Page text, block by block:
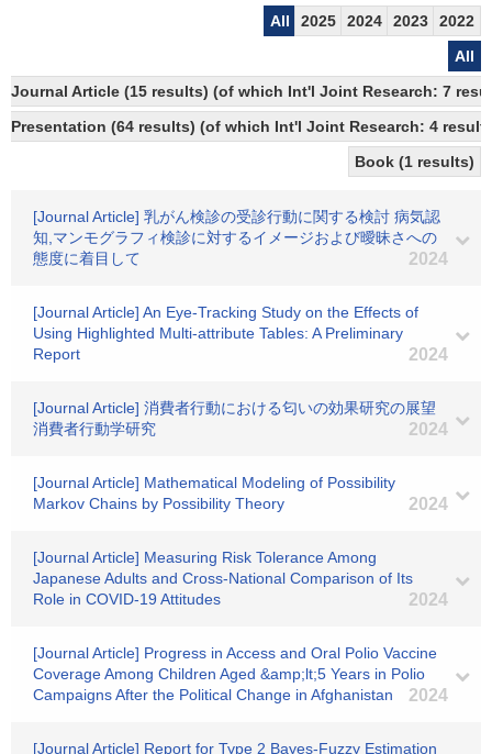
All 2025 2024 2023
2022
All
Journal Article (15 results) (of which Int'l Joint Research: 7
Presentation (64 results) (of which Int'l Joint Research: 4
Book (1 results)
[Journal Article] 乳がん検診の受診行動に関する検討 病気認
知,マンモグラフィ検診に対するイメージおよび曖昧さへの
態度に着目して
2024
[Journal Article] An Eye-Tracking Study on the Effects of
Using Highlighted Multi-attribute Tables: A Preliminary
Report
2024
[Journal Article] 消費者行動における匂いの効果研究の展望
消費者行動学研究
2024
[Journal Article] Mathematical Modeling of Possibility
Markov Chains by Possibility Theory
2024
[Journal Article] Measuring Risk Tolerance Among
Japanese Adults and Cross-National Comparison of Its
Role in COVID-19 Attitudes
2024
[Journal Article] Progress in Access and Oral Polio Vaccine
Coverage Among Children Aged &amp;lt;5 Years in Polio
Campaigns After the Political Change in Afghanistan
2024
[Journal Article] Report for Type 2 Bayes-Fuzzy Estimation